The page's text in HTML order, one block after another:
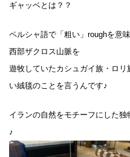
ギャッベとは？？
ペルシャ語で「粗い」roughを意
西部ザクロス山脈を
遊牧していたカシュガイ族・ロ
い絨毯のことを言うんです♪
イランの自然をモチーフにした
♪